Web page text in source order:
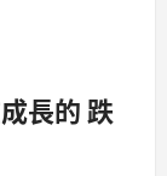
長的 跌